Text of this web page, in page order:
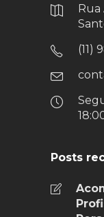
Rua
(11)
Posts